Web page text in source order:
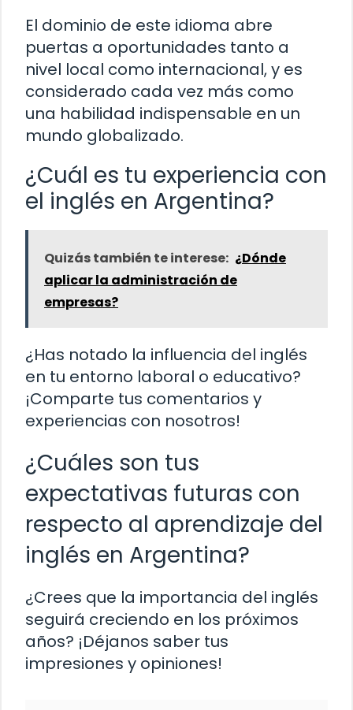
El dominio de este idioma abre
puertas a oportunidades tanto a
nivel local como internacional, y es
considerado cada vez más como
una habilidad indispensable en un
mundo globalizado.
¿Cuál es tu experiencia con
el inglés en Argentina?
Quizás también te interese: ¿Dónde
aplicar la administración de
empresas?
¿Has notado la influencia del inglés
en tu entorno laboral o educativo?
¡Comparte tus comentarios y
experiencias con nosotros!
¿Cuáles son tus
expectativas futuras con
respecto al aprendizaje del
inglés en Argentina?
¿Crees que la importancia del inglés
seguirá creciendo en los próximos
años? ¡Déjanos saber tus
impresiones y opiniones!